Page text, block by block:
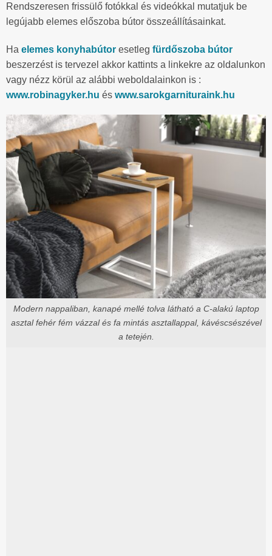
Rendszeresen frissülő fotókkal és videókkal mutatjuk be
legújabb elemes előszoba bútor összeállításainkat.
Ha elemes konyhabútor esetleg fürdőszoba bútor
beszerzést is tervezel akkor kattints a linkekre az oldalunkon
vagy nézz körül az alábbi weboldalainkon is :
www.robinagyker.hu és www.sarokgarnituraink.hu
Modern nappaliban, kanapé mellé tolva látható a C-alakú laptop
asztal fehér fém vázzal és fa mintás asztallappal, kávéscsészével
a tetején.